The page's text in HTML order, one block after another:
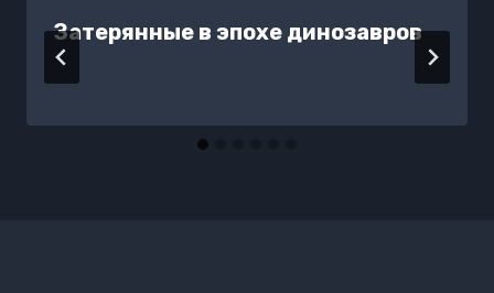
Затерянные в эпохе динозавров